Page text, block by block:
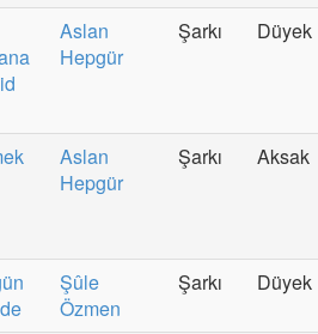
Aslan
Hepgür
Şarkı Düyek
Aslan
Hepgür
Şarkı Aksak
Şûle
Özmen
Şarkı Düyek